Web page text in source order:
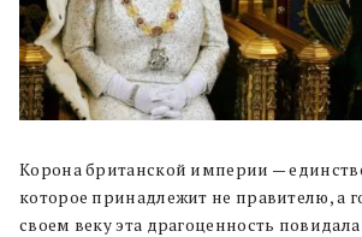
Корона британской империи —
которое принадлежит не правителю, а
своем веку эта драгоценность